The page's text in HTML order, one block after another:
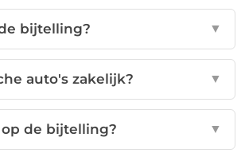
bijtelling? ▼
auto's zakelijk? ▼
de bijtelling? ▼